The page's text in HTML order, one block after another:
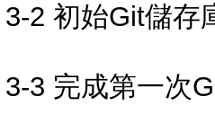
3-2 初始Git儲存
3-3 完成第一次